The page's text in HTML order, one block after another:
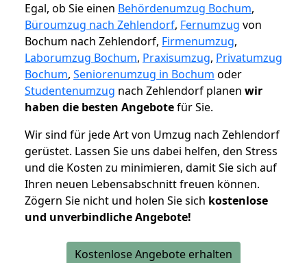
Egal, ob Sie einen Behördenumzug Bochum,
Büroumzug nach Zehlendorf, Fernumzug von
Bochum nach Zehlendorf, Firmenumzug,
Laborumzug Bochum, Praxisumzug, Privatumzug
Bochum, Seniorenumzug in Bochum oder
Studentenumzug nach Zehlendorf planen wir
haben die besten Angebotefür Sie.
Wir sind für jede Art von Umzug nach Zehlendorf
gerüstet. Lassen Sie uns dabei helfen, den Stress
und die Kosten zu minimieren, damit Sie sich auf
Ihren neuen Lebensabschnitt freuen können.
Zögern Sie nicht und holen Sie sich kostenlose
und unverbindliche Angebote!
Kostenlose Angebote erhalten